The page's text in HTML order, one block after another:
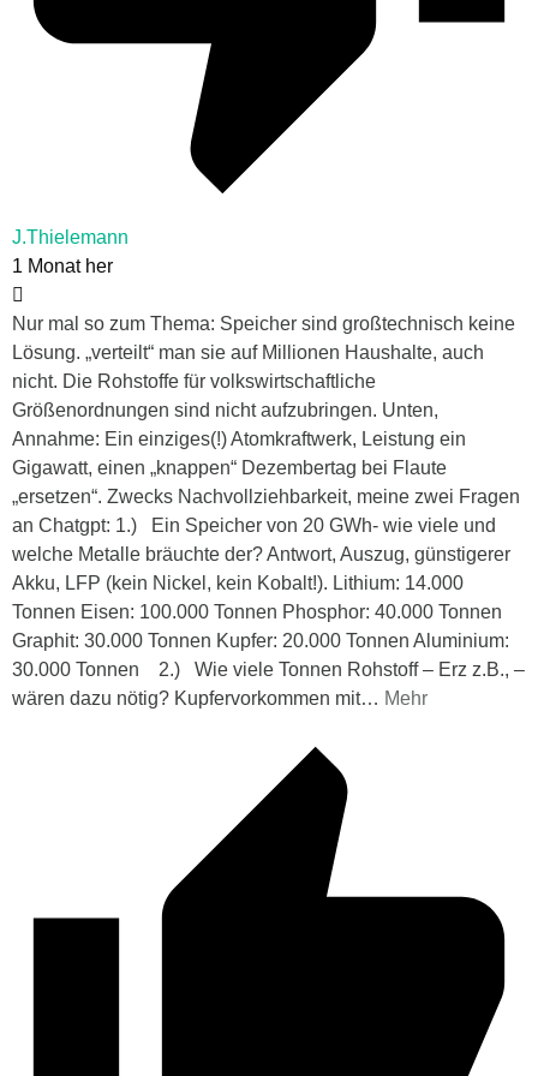
J.Thielemann
1 Monat her
Nur mal so zum Thema: Speicher sind großtechnisch keine
Lösung. „verteilt“ man sie auf Millionen Haushalte, auch
nicht. Die Rohstoffe für volkswirtschaftliche
Größenordnungen sind nicht aufzubringen. Unten,
Annahme: Ein einziges(!) Atomkraftwerk, Leistung ein
Gigawatt, einen „knappen“ Dezembertag bei Flaute
„ersetzen“. Zwecks Nachvollziehbarkeit, meine zwei Fragen
an Chatgpt: 1.) Ein Speicher von 20 GWh- wie viele und
welche Metalle bräuchte der? Antwort, Auszug, günstigerer
Akku, LFP (kein Nickel, kein Kobalt!). Lithium: 14.000
Tonnen Eisen: 100.000 Tonnen Phosphor: 40.000 Tonnen
Graphit: 30.000 Tonnen Kupfer: 20.000 Tonnen Aluminium:
30.000 Tonnen 2.) Wie viele Tonnen Rohstoff – Erz z.B., –
wären dazu nötig? Kupfervorkommen mit… Mehr